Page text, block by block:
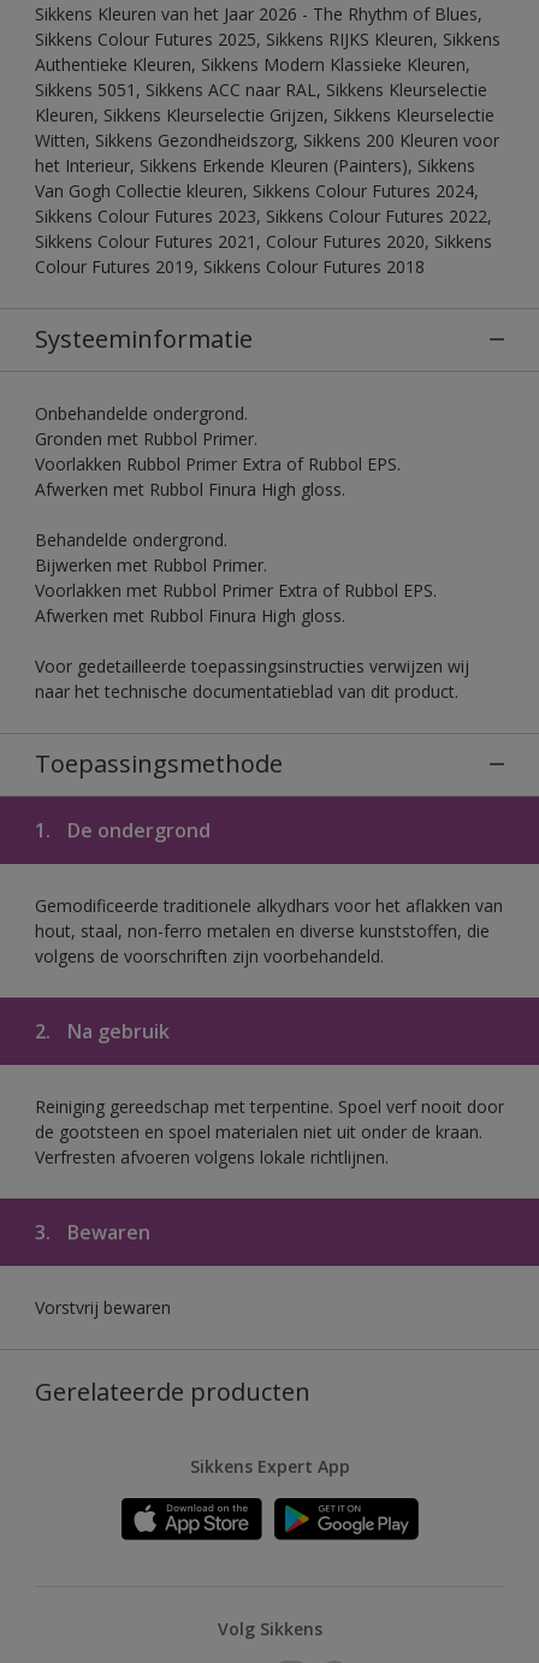
Sikkens Kleuren van het Jaar 2026 - The Rhythm of Blues,
Sikkens Colour Futures 2025, Sikkens RIJKS Kleuren, Sikkens
Authentieke Kleuren, Sikkens Modern Klassieke Kleuren,
Sikkens 5051, Sikkens ACC naar RAL, Sikkens Kleurselectie
Kleuren, Sikkens Kleurselectie Grijzen, Sikkens Kleurselectie
Witten, Sikkens Gezondheidszorg, Sikkens 200 Kleuren voor
het Interieur, Sikkens Erkende Kleuren (Painters), Sikkens
Van Gogh Collectie kleuren, Sikkens Colour Futures 2024,
Sikkens Colour Futures 2023, Sikkens Colour Futures 2022,
Sikkens Colour Futures 2021, Colour Futures 2020, Sikkens
Colour Futures 2019, Sikkens Colour Futures 2018
Systeeminformatie
Onbehandelde ondergrond.
Gronden met Rubbol Primer.
Voorlakken Rubbol Primer Extra of Rubbol EPS.
Afwerken met Rubbol Finura High gloss.
Behandelde ondergrond.
Bijwerken met Rubbol Primer.
Voorlakken met Rubbol Primer Extra of Rubbol EPS.
Afwerken met Rubbol Finura High gloss.
Voor gedetailleerde toepassingsinstructies verwijzen wij
naar het technische documentatieblad van dit product.
Toepassingsmethode
1. De ondergrond
Gemodificeerde traditionele alkydhars voor het aflakken van
hout, staal, non-ferro metalen en diverse kunststoffen, die
volgens de voorschriften zijn voorbehandeld.
2. Na gebruik
Reiniging gereedschap met terpentine. Spoel verf nooit door
de gootsteen en spoel materialen niet uit onder de kraan.
Verfresten afvoeren volgens lokale richtlijnen.
3. Bewaren
Vorstvrij bewaren
Gerelateerde producten
Sikkens Expert App
Volg Sikkens